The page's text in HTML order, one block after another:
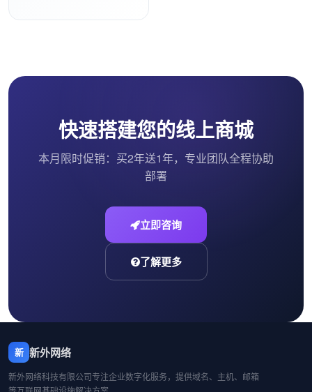
快速搭建您的线上商城
本月限时促销：买2年送1年，专业团队全程协助
部署
立即咨询
了解更多
新 新外网络
新外网络科技有限公司专注企业数字化服务，提供域名、主机、邮箱